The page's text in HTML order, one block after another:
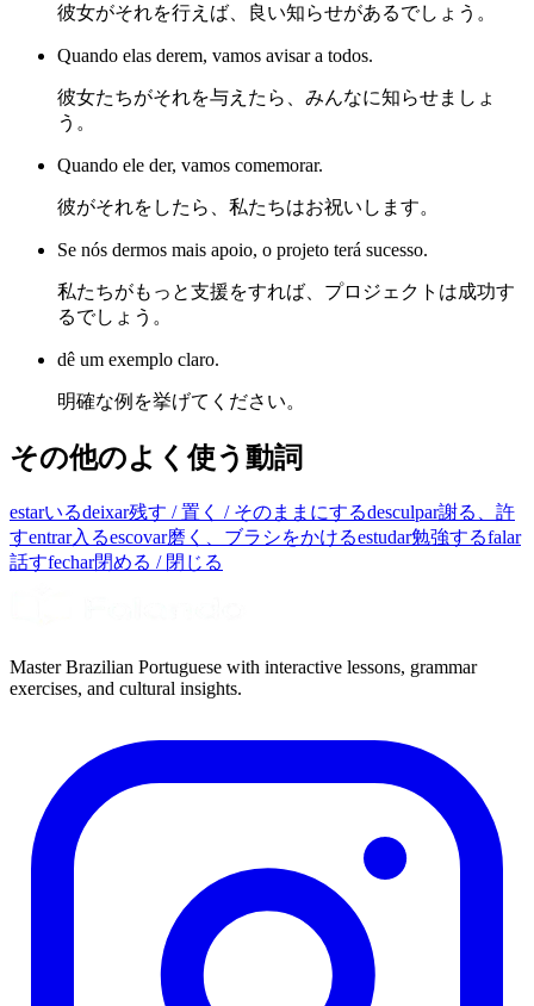
彼女がそれを行えば、良い知らせがあるでしょう。
Quando elas derem, vamos avisar a todos.
彼女たちがそれを与えたら、みんなに知らせましょ
う。
Quando ele der, vamos comemorar.
彼がそれをしたら、私たちはお祝いします。
Se nós dermos mais apoio, o projeto terá sucesso.
私たちがもっと支援をすれば、プロジェクトは成功す
るでしょう。
dê um exemplo claro.
明確な例を挙げてください。
その他のよく使う動詞
estarいるdeixar残す / 置く / そのままにするdesculpar謝る、許
すentrar入るescovar磨く、ブラシをかけるestudar勉強するfalar
話すfechar閉める / 閉じる
Master Brazilian Portuguese with interactive lessons, grammar
exercises, and cultural insights.